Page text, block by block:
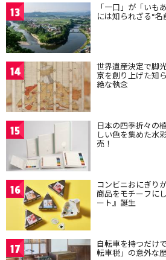
13 「一口」が「いも
には知られざる“
14 世界遺産決定で脚
京を創り上げた知
絶な執念
15 日本の四季折々の
しい色を集めた水
売！
16 コンビニおにぎり
商品をモチーフに
ート』誕生
17 自転車を持つだけ
転車税」の意外な